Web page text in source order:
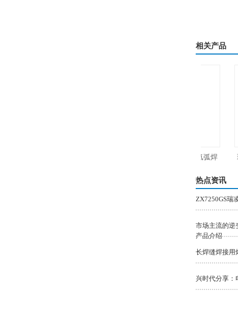
相关产品
瑞凌脉冲焊铝MIG-180PGDM电焊氩弧焊
热点资讯
ZX7250GS瑞
市场主流的逆
产品介绍
长焊缝焊接用
兴时代分享：